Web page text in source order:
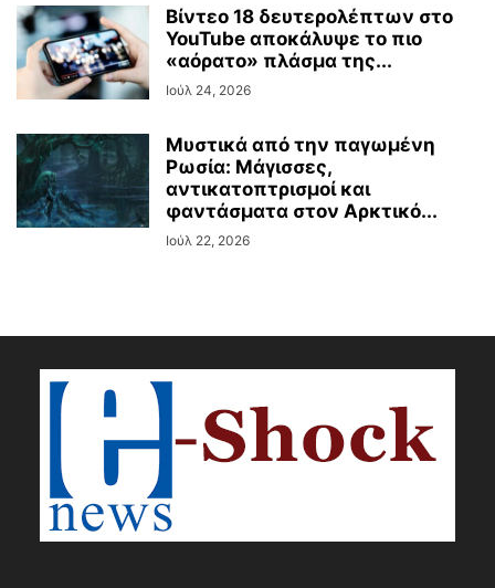
Βίντεο 18 δευτερολέπτων στο
YouTube αποκάλυψε το πιο
«αόρατο» πλάσμα της...
Ιούλ 24, 2026
Μυστικά από την παγωμένη
Ρωσία: Μάγισσες,
αντικατοπτρισμοί και
φαντάσματα στον Αρκτικό...
Ιούλ 22, 2026